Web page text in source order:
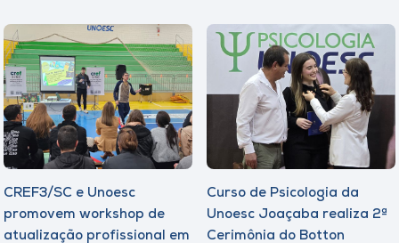
CREF3/SC e Unoesc
promovem workshop de
atualização profissional em
Curso de Psicologia da
Unoesc Joaçaba realiza 2ª
Cerimônia do Botton